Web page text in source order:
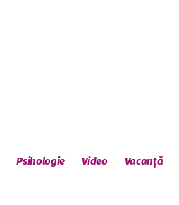
Psihologie Video Vacanță